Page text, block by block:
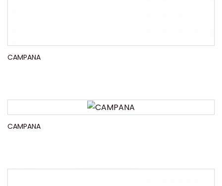
CAMPANA
CAMPANA